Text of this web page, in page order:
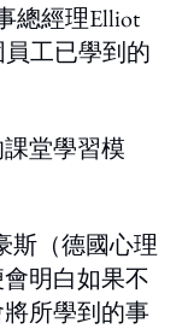
總經理Elliot
工已學到的
堂學習模
斯（德國心理
明白如果不
所學到的事